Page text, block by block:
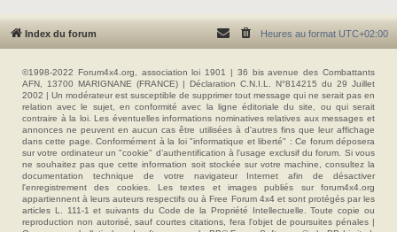
Index du forum Heures au format UTC+02:00
©1998-2022 Forum4x4.org, association loi 1901 | 36 bis avenue des Combattants
AFN, 13700 MARIGNANE (FRANCE) | Déclaration C.N.I.L. N°814215 du 29 Juillet
2002 | Un modérateur est susceptible de supprimer tout message qui ne serait pas en
relation avec le sujet, en conformité avec la ligne éditoriale du site, ou qui serait
contraire à la loi. Les éventuelles informations nominatives relatives aux messages et
annonces ne peuvent en aucun cas être utilisées à d'autres fins que leur affichage
dans cette page. Conformément à la loi "informatique et liberté" : Ce forum déposera
sur votre ordinateur un "cookie" d’authentification à l'usage exclusif du forum. Si vous
ne souhaitez pas que cette information soit stockée sur votre machine, consultez la
documentation technique de votre navigateur Internet afin de désactiver
l'enregistrement des cookies. Les textes et images publiés sur forum4x4.org
appartiennent à leurs auteurs respectifs ou à Free Forum 4x4 et sont protégés par les
articles L. 111-1 et suivants du Code de la Propriété Intellectuelle. Toute copie ou
reproduction non autorisé, sauf courtes citations, fera l'objet de poursuites pénales |